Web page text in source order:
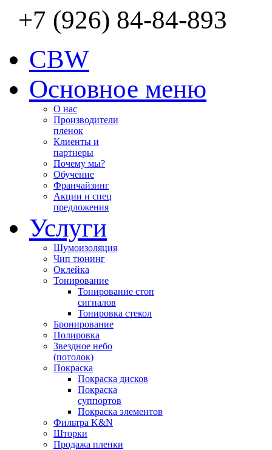
+7 (926) 84-84-893
CBW
Основное меню
О нас
Производители
пленок
Клиенты и
партнеры
Почему мы?
Обучение
Франчайзинг
Акции и спец
предложения
Услуги
Шумоизоляция
Чип тюнинг
Оклейка
Тонирование
Тонирование стоп
сигналов
Тонировка стекол
Бронирование
Полировка
Звездное небо
(потолок)
Покраска
Покраска дисков
Покраска
суппортов
Покраска элементов
Фильтра K&N
Шторки
Продажа пленки